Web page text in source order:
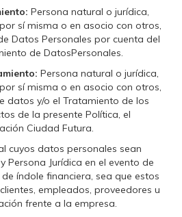
Persona natural o jurídica,
sí misma o en asocio con otros,
Datos Personales por cuenta del
de DatosPersonales.
Persona natural o jurídica,
sí misma o en asocio con otros,
datos y/o el Tratamiento de los
de la presente Política, el
Ciudad Futura.
cuyos datos personales sean
Persona Jurídica en el evento de
índole financiera, sea que estos
empleados, proveedores u
frente a la empresa.